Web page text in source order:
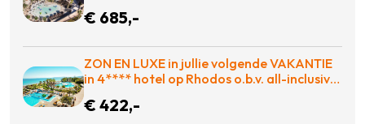
WAUW
€ 685,-
ZON EN LUXE in jullie volgende VAKANTIE
in 4**** hotel op Rhodos o.b.v. all-inclusive
€ 422,-